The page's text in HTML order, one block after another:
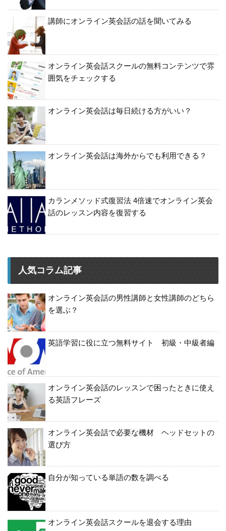
講師にオンライン英会話の話を聞いてみる
オンライン英会話スクールの無料コンテンツで雰
囲気をチェックする
オンライン英会話は毎日続ける方がいい？
オンライン英会話は海外からでも利用できる？
カランメソッド式復習法 4倍速でオンライン英会
話のレッスン内容を復習する
人気コラム記事
オンライン英会話の男性講師と女性講師のどちら
を選ぶ？
英語学習に役に立つ無料サイト 初級・中級者編
オンライン英会話のレッスンで困ったときに使え
る英語フレーズ
オンライン英会話で必要な機材 ヘッドセットの
選び方
自分が知っている単語の数を調べる
オンライン英会話スクールを退会する理由